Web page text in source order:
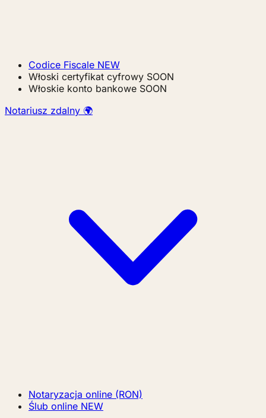
Codice Fiscale NEW
Włoski certyfikat cyfrowy SOON
Włoskie konto bankowe SOON
Notariusz zdalny 🌍
Notaryzacja online (RON)
Ślub online NEW